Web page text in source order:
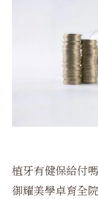
植牙有健保給付
御耀美學卓育全